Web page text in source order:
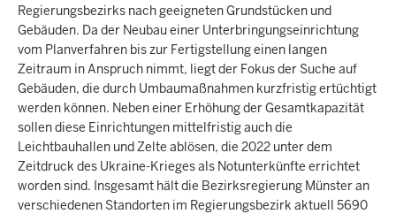
Regierungsbezirks nach geeigneten Grundstücken und
Gebäuden. Da der Neubau einer Unterbringungseinrichtung
vom Planverfahren bis zur Fertigstellung einen langen
Zeitraum in Anspruch nimmt, liegt der Fokus der Suche auf
Gebäuden, die durch Umbaumaßnahmen kurzfristig ertüchtigt
werden können. Neben einer Erhöhung der Gesamtkapazität
sollen diese Einrichtungen mittelfristig auch die
Leichtbauhallen und Zelte ablösen, die 2022 unter dem
Zeitdruck des Ukraine-Krieges als Notunterkünfte errichtet
worden sind. Insgesamt hält die Bezirksregierung Münster an
verschiedenen Standorten im Regierungsbezirk aktuell 5690